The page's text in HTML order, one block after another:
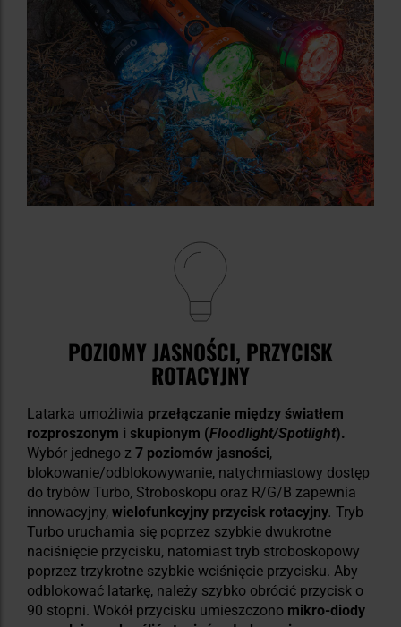
POZIOMY JASNOŚCI, PRZYCISK
ROTACYJNY
Latarka umożliwia przełączanie między światłem
rozproszonym i skupionym (Floodlight/Spotlight).
Wybór jednego z 7 poziomów jasności,
blokowanie/odblokowywanie, natychmiastowy dostęp
do trybów Turbo, Stroboskopu oraz R/G/B zapewnia
innowacyjny, wielofunkcyjny przycisk rotacyjny. Tryb
Turbo uruchamia się poprzez szybkie dwukrotne
naciśnięcie przycisku, natomiast tryb stroboskopowy
poprzez trzykrotne szybkie wciśnięcie przycisku. Aby
odblokować latarkę, należy szybko obrócić przycisk o
90 stopni. Wokół przycisku umieszczono mikro-diody